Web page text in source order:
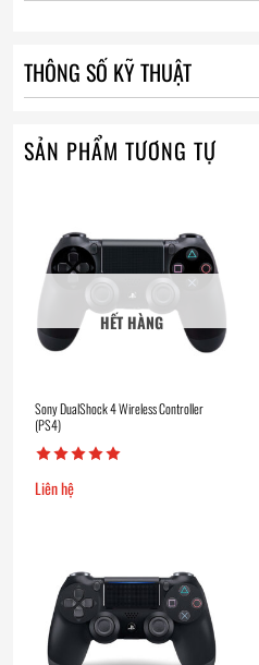
THÔNG SỐ KỸ THUẬT
SẢN PHẨM TƯƠNG TỰ
HẾT HÀNG
Sony DualShock 4 Wireless Controller
(PS4)
Liên hệ